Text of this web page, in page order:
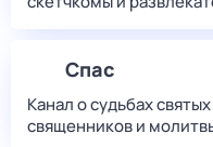
Спас
Канал о судьбах
священников и